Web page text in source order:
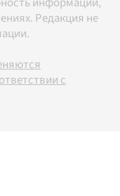
Редакция не
с